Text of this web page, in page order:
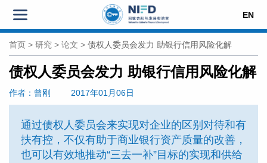
EN
首页 > 研究 > 论文 > 债权人委员会发力 助银行信用风险化解
债权人委员会发力 助银行信用风险化解
作者 ：曾刚 2017年01月06日
通过债权人委员会来实现对企业的区别对待和有
扶有控，不仅有助于商业银行资产质量的改善，
也可以有效地推动“三去一补”目标的实现和供给